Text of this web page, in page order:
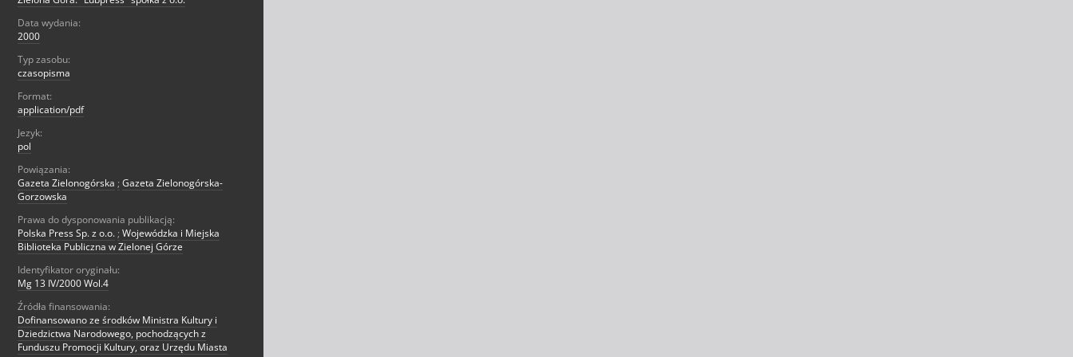
Data wydania:
2000
Typ zasobu:
czasopisma
Format:
application/pdf
Jezyk:
pol
Powiązania:
Gazeta Zielonogórska ; Gazeta Zielonogórska-
Gorzowska
Prawa do dysponowania publikacją:
Polska Press Sp. z o.o. ; Wojewódzka i Miejska
Biblioteka Publiczna w Zielonej Górze
Identyfikator oryginału:
Mg 13 IV/2000 Wol.4
Źródła finansowania:
Dofinansowano ze środków Ministra Kultury i
Dziedzictwa Narodowego, pochodzących z
Funduszu Promocji Kultury, oraz Urzędu Miasta